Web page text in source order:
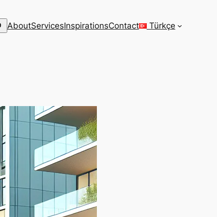
AboutServicesInspirationsContact Türkçe